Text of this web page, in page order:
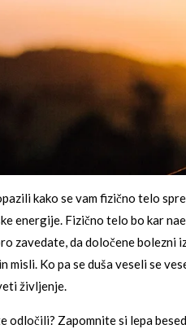
kako se vam fizično telo
energije. Fizično telo bo kar
zavedate, da določene
misli. Ko pa se duša veseli se
življenje.
odločili? Zapomnite si lepa